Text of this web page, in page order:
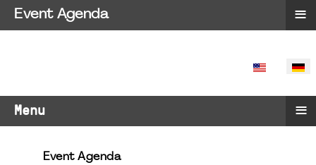
SPRACHE
Menu ≡
Event Agenda
Event Agenda ≡